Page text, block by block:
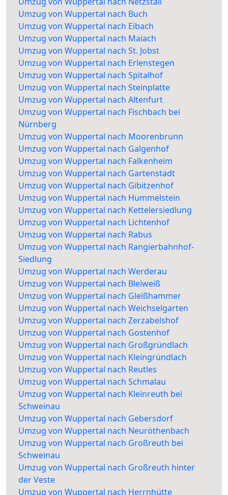
Umzug von Wuppertal nach Buch
Umzug von Wuppertal nach Eibach
Umzug von Wuppertal nach Maiach
Umzug von Wuppertal nach St. Jobst
Umzug von Wuppertal nach Erlenstegen
Umzug von Wuppertal nach Spitalhof
Umzug von Wuppertal nach Steinplatte
Umzug von Wuppertal nach Altenfurt
Umzug von Wuppertal nach Fischbach bei
Nürnberg
Umzug von Wuppertal nach Moorenbrunn
Umzug von Wuppertal nach Galgenhof
Umzug von Wuppertal nach Falkenheim
Umzug von Wuppertal nach Gartenstadt
Umzug von Wuppertal nach Gibitzenhof
Umzug von Wuppertal nach Hummelstein
Umzug von Wuppertal nach Kettelersiedlung
Umzug von Wuppertal nach Lichtenhof
Umzug von Wuppertal nach Rabus
Umzug von Wuppertal nach Rangierbahnhof-
Siedlung
Umzug von Wuppertal nach Werderau
Umzug von Wuppertal nach Bleiweiß
Umzug von Wuppertal nach Gleißhammer
Umzug von Wuppertal nach Weichselgarten
Umzug von Wuppertal nach Zerzabelshof
Umzug von Wuppertal nach Gostenhof
Umzug von Wuppertal nach Großgründlach
Umzug von Wuppertal nach Kleingründlach
Umzug von Wuppertal nach Reutles
Umzug von Wuppertal nach Schmalau
Umzug von Wuppertal nach Kleinreuth bei
Schweinau
Umzug von Wuppertal nach Gebersdorf
Umzug von Wuppertal nach Neuröthenbach
Umzug von Wuppertal nach Großreuth bei
Schweinau
Umzug von Wuppertal nach Großreuth hinter
der Veste
Umzug von Wuppertal nach Herrnhütte